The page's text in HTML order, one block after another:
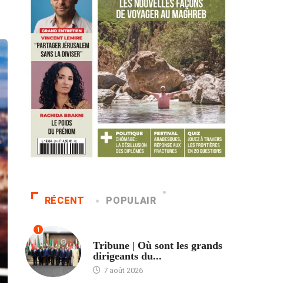
RÉCENT POPULAIR
1
Tribune | Où sont les grands
dirigeants du...
7 août 2026